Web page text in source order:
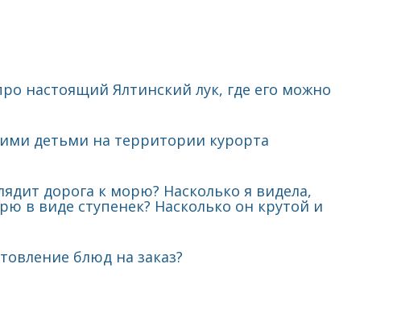
настоящий Ялтинский лук, где его можно
детьми на территории курорта
дорога к морю? Насколько я видела,
в виде ступенек? Насколько он крутой и
блюд на заказ?